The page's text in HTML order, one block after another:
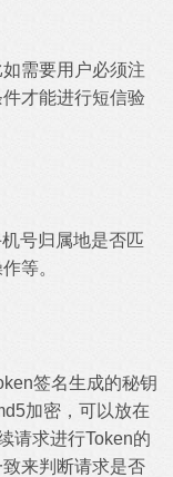
需要用户必须注
才能进行短信验
号归属地是否匹
等。
签名生成的秘钥
加密，可以放在
请求进行Token的
来判断请求是否